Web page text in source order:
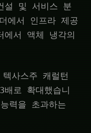
설 및 서비스 분
에서 인프라 제공
에서 액체 냉각의
사스주 캐럴턴
로 확대했습니
력을 초과하는